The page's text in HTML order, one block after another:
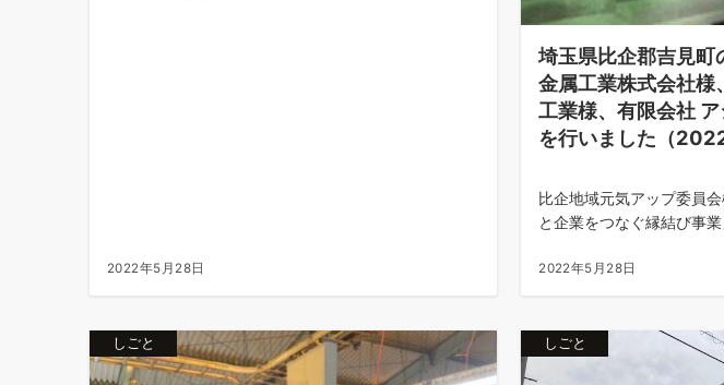
2022年5月28日
埼玉県比企郡吉見
金属工業株式会社様
工業様、有限会社
を行いました（
比企地域元気アップ委員
と企業をつなぐ縁結び事
2022年5月28日
しごと しごと